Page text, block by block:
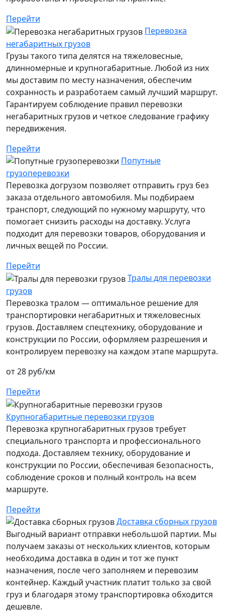
Перейти
Перевозка
негабаритных грузов
Грузы такого типа делятся на тяжеловесные,
длинномерные и крупногабаритные. Любой из них
мы доставим по месту назначения, обеспечим
сохранность и разработаем самый лучший маршрут.
Гарантируем соблюдение правил перевозки
негабаритных грузов и четкое следование графику
передвижения.
Перейти
Попутные
грузоперевозки
Перевозка догрузом позволяет отправить груз без
заказа отдельного автомобиля. Мы подбираем
транспорт, следующий по нужному маршруту, что
помогает снизить расходы на доставку. Услуга
подходит для перевозки товаров, оборудования и
личных вещей по России.
Перейти
Тралы для перевозки
грузов
Перевозка тралом — оптимальное решение для
транспортировки негабаритных и тяжеловесных
грузов. Доставляем спецтехнику, оборудование и
конструкции по России, оформляем разрешения и
контролируем перевозку на каждом этапе маршрута.
от 28 руб/км
Перейти
Крупногабаритные перевозки грузов
Перевозка крупногабаритных грузов требует
специального транспорта и профессионального
подхода. Доставляем технику, оборудование и
конструкции по России, обеспечивая безопасность,
соблюдение сроков и полный контроль на всем
маршруте.
Перейти
Доставка сборных грузов
Выгодный вариант отправки небольшой партии. Мы
получаем заказы от нескольких клиентов, которым
необходима доставка в один и тот же пункт
назначения, после чего заполняем и перевозим
контейнер. Каждый участник платит только за свой
груз и благодаря этому транспортировка обходится
дешевле.